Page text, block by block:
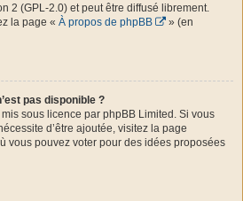
2 (GPL-2.0) et peut être diffusé librement.
la page « À propos de phpBB
» (en
pas disponible ?
sous licence par phpBB Limited. Si vous
d’être ajoutée, visitez la page
vous pouvez voter pour des idées proposées